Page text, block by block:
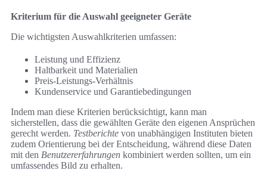
Kriterium für die Auswahl geeigneter Geräte
Die wichtigsten Auswahlkriterien umfassen:
Leistung und Effizienz
Haltbarkeit und Materialien
Preis-Leistungs-Verhältnis
Kundenservice und Garantiebedingungen
Indem man diese Kriterien berücksichtigt, kann man
sicherstellen, dass die gewählten Geräte den eigenen Ansprüchen
gerecht werden. Testberichte von unabhängigen Instituten bieten
zudem Orientierung bei der Entscheidung, während diese Daten
mit den Benutzererfahrungen kombiniert werden sollten, um ein
umfassendes Bild zu erhalten.